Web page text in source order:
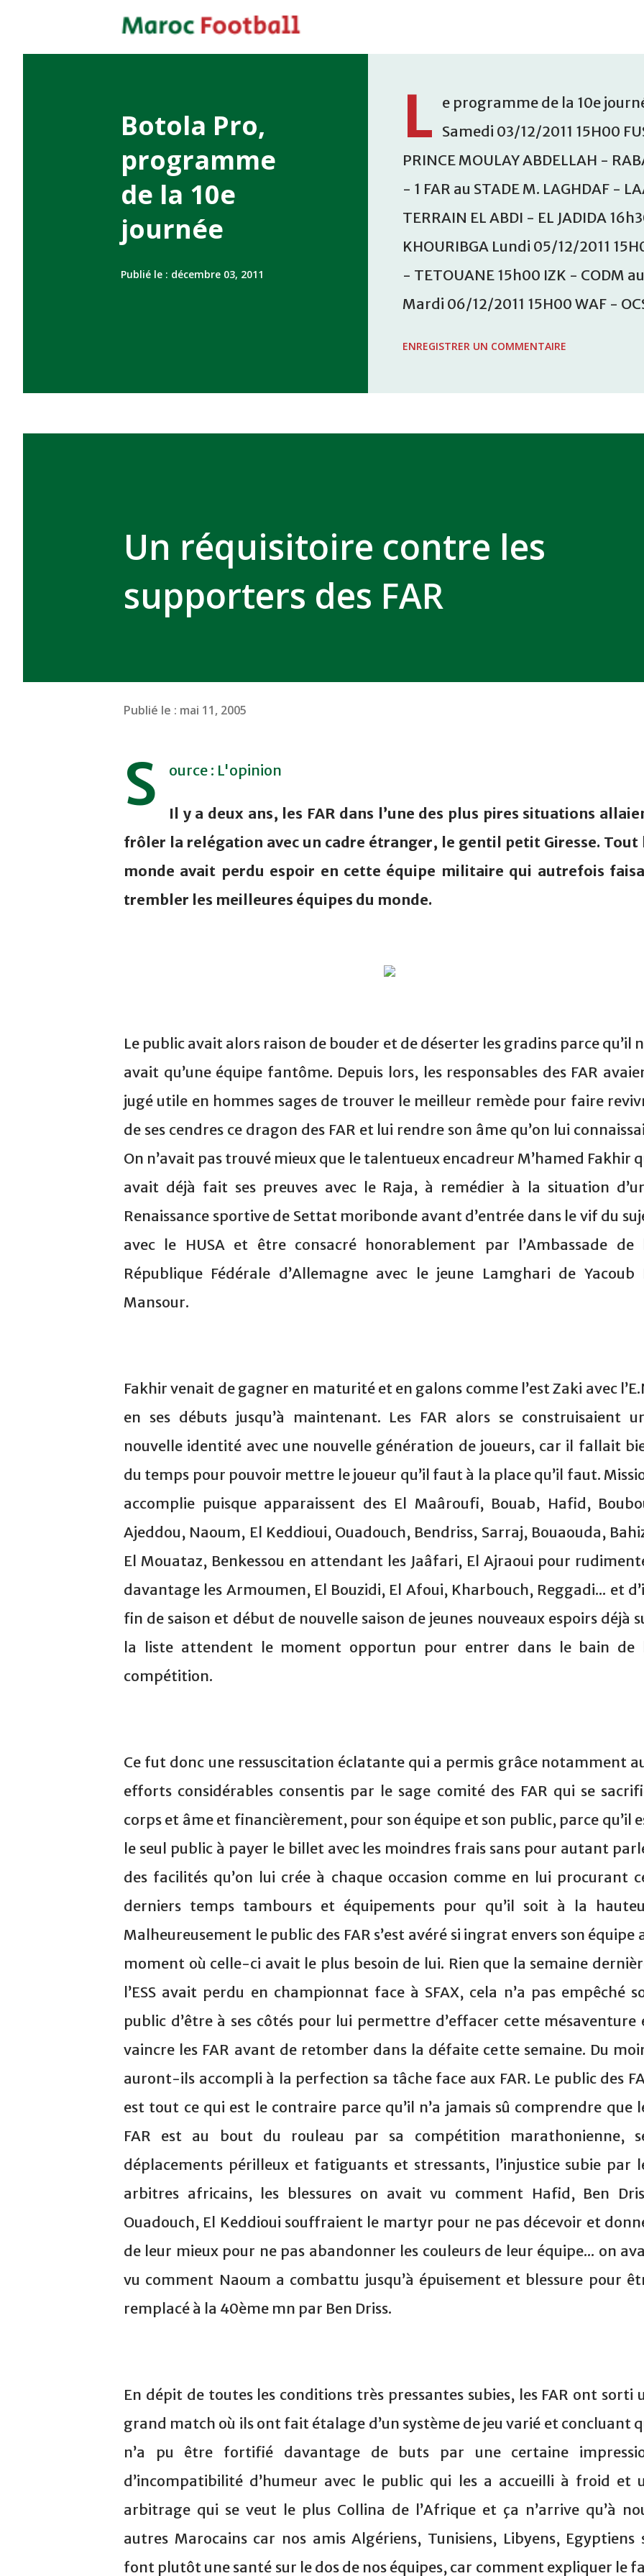
Botola Pro,
programme
de la 10e
journée
Publié le : décembre 03, 2011
L e programme de la 10e
Samedi 03/12/2011 15H00
PRINCE MOULAY ABDELLAH -
- 1 FAR au STADE M. LAGHDAF -
TERRAIN EL ABDI - EL JADIDA
KHOURIBGA Lundi 05/12/2011
- TETOUANE 15h00 IZK - CODM
Mardi 06/12/2011 15H00 WAF -
ENREGISTRER UN COMMENTAIRE
Un réquisitoire contre les
supporters des FAR
Publié le : mai 11, 2005
S ource : L'opinion
Il y a deux ans, les FAR dans l’une des plus pires situations
frôler la relégation avec un cadre étranger, le gentil petit Giresse. Tout
monde avait perdu espoir en cette équipe militaire qui autrefois
trembler les meilleures équipes du monde.
Le public avait alors raison de bouder et de déserter les gradins parce qu’il
avait qu’une équipe fantôme. Depuis lors, les responsables des FAR
jugé utile en hommes sages de trouver le meilleur remède pour faire
de ses cendres ce dragon des FAR et lui rendre son âme qu’on lui
On n’avait pas trouvé mieux que le talentueux encadreur M’hamed Fakhir
avait déjà fait ses preuves avec le Raja, à remédier à la situation
Renaissance sportive de Settat moribonde avant d’entrée dans le vif du
avec le HUSA et être consacré honorablement par l’Ambassade de
République Fédérale d’Allemagne avec le jeune Lamghari de Yacoub
Mansour.
Fakhir venait de gagner en maturité et en galons comme l’est Zaki avec
en ses débuts jusqu’à maintenant. Les FAR alors se construisaient
nouvelle identité avec une nouvelle génération de joueurs, car il fallait
du temps pour pouvoir mettre le joueur qu’il faut à la place qu’il faut.
accomplie puisque apparaissent des El Maâroufi, Bouab, Hafid,
Ajeddou, Naoum, El Keddioui, Ouadouch, Bendriss, Sarraj, Bouaouda,
El Mouataz, Benkessou en attendant les Jaâfari, El Ajraoui pour
davantage les Armoumen, El Bouzidi, El Afoui, Kharbouch, Reggadi... et
fin de saison et début de nouvelle saison de jeunes nouveaux espoirs déjà
la liste attendent le moment opportun pour entrer dans le bain de
compétition.
Ce fut donc une ressuscitation éclatante qui a permis grâce notamment
efforts considérables consentis par le sage comité des FAR qui se
corps et âme et financièrement, pour son équipe et son public, parce qu’il
le seul public à payer le billet avec les moindres frais sans pour autant
des facilités qu’on lui crée à chaque occasion comme en lui procurant
derniers temps tambours et équipements pour qu’il soit à la
Malheureusement le public des FAR s’est avéré si ingrat envers son équipe
moment où celle-ci avait le plus besoin de lui. Rien que la semaine
l’ESS avait perdu en championnat face à SFAX, cela n’a pas empêché
public d’être à ses côtés pour lui permettre d’effacer cette mésaventure
vaincre les FAR avant de retomber dans la défaite cette semaine. Du
auront-ils accompli à la perfection sa tâche face aux FAR. Le public des
est tout ce qui est le contraire parce qu’il n’a jamais sû comprendre que
FAR est au bout du rouleau par sa compétition marathonienne,
déplacements périlleux et fatiguants et stressants, l’injustice subie par
arbitres africains, les blessures on avait vu comment Hafid, Ben
Ouadouch, El Keddioui souffraient le martyr pour ne pas décevoir et
de leur mieux pour ne pas abandonner les couleurs de leur équipe... on
vu comment Naoum a combattu jusqu’à épuisement et blessure pour
remplacé à la 40ème mn par Ben Driss.
En dépit de toutes les conditions très pressantes subies, les FAR ont sorti
grand match où ils ont fait étalage d’un système de jeu varié et concluant
n’a pu être fortifié davantage de buts par une certaine
d’incompatibilité d’humeur avec le public qui les a accueilli à froid et
arbitrage qui se veut le plus Collina de l’Afrique et ça n’arrive qu’à
autres Marocains car nos amis Algériens, Tunisiens, Libyens, Egyptiens
font plutôt une santé sur le dos de nos équipes, car comment expliquer le